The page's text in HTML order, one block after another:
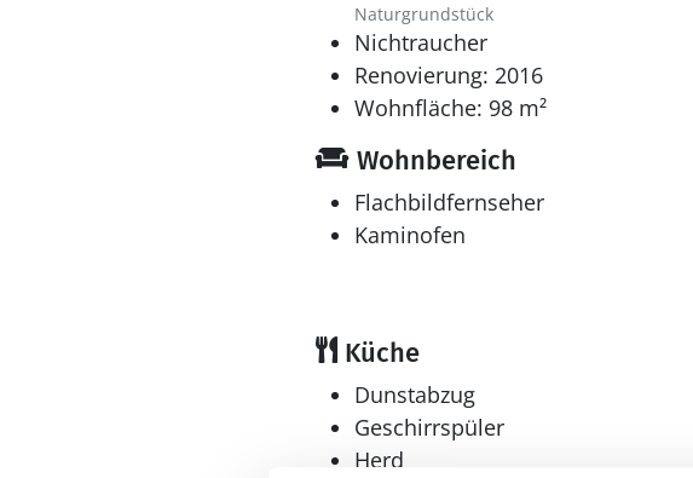
Naturgrundstück
Nichtraucher
Renovierung: 2016
Wohnfläche: 98 m²
Wohnbereich
Flachbildfernseher
Kaminofen
Küche
Dunstabzug
Geschirrspüler
Herd